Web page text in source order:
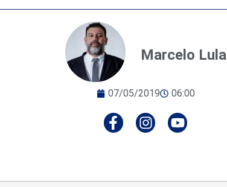
Marcelo Lula
07/05/2019 06:00